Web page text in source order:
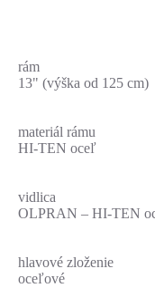
rám
13" (výška od 125 cm)
materiál rámu
HI-TEN oceľ
vidlica
OLPRAN – HI-TEN
hlavové zloženie
oceľové